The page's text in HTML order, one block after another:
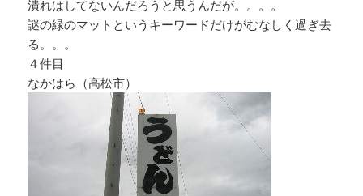
潰れはしてないんだろうと思うんだが。。。。
謎の緑のマットというキーワードだけがむなしく過ぎ去
る。。。
４件目
なかはら（高松市）